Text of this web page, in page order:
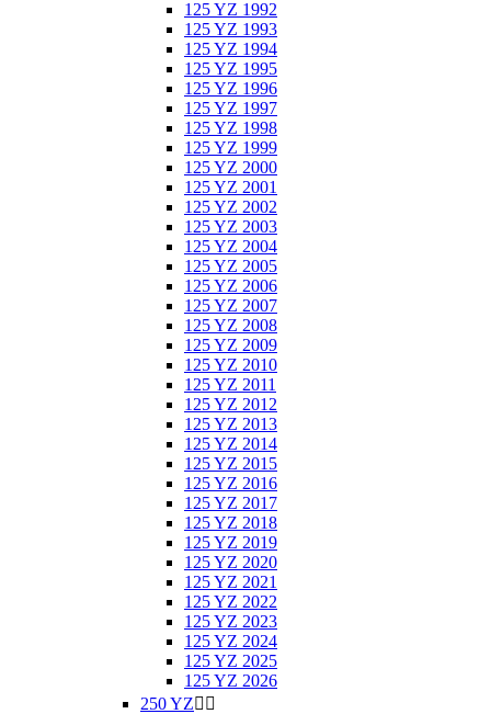
125 YZ 1992
125 YZ 1993
125 YZ 1994
125 YZ 1995
125 YZ 1996
125 YZ 1997
125 YZ 1998
125 YZ 1999
125 YZ 2000
125 YZ 2001
125 YZ 2002
125 YZ 2003
125 YZ 2004
125 YZ 2005
125 YZ 2006
125 YZ 2007
125 YZ 2008
125 YZ 2009
125 YZ 2010
125 YZ 2011
125 YZ 2012
125 YZ 2013
125 YZ 2014
125 YZ 2015
125 YZ 2016
125 YZ 2017
125 YZ 2018
125 YZ 2019
125 YZ 2020
125 YZ 2021
125 YZ 2022
125 YZ 2023
125 YZ 2024
125 YZ 2025
125 YZ 2026
250 YZ 